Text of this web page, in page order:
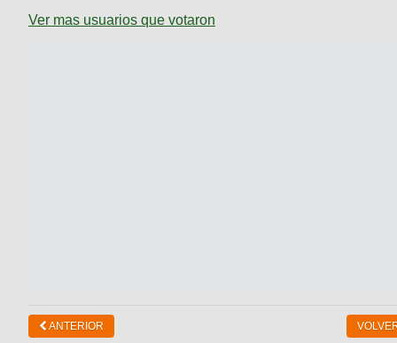
Ver mas usuarios que votaron
ANTERIOR